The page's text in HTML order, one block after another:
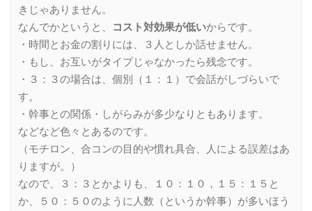
きじゃありません。
なんでかというと、
コスト対効果が低いからです。
・時間とお金の割りには、３人としか話せません。
・もし、お互いがタイプじゃなかったら残念です。
・３：３の場合は、個別（１：１）で会話がしづらいで
す。
・幹事との関係・しがらみが多少なりともあります。
などなど色々とあるのです。
（モチロン、合コンの目的や慣れ具合、人による誤差はあ
りますが。）
なので、３：３とかよりも、１０：１０，１５：１５と
か、５０：５０のように人数（というか幹事）が多いほう